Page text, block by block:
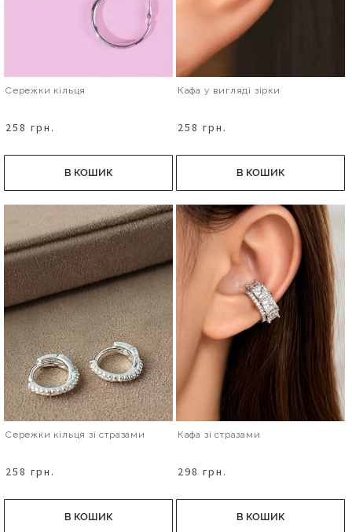
Сережки кільця
258 грн.
В КОШИК
Кафа у вигляді зірки
258 грн.
В КОШИК
Сережки кільця зі стразами
258 грн.
В КОШИК
Кафа зі стразами
298 грн.
В КОШИК